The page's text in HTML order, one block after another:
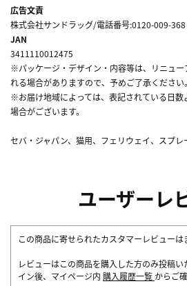
広告文責
株式会社サンドラッグ/電話番号:0120-009-368
JAN
3411110012475
※パッケージ・デザイン・内容等は、リニュ
れる場合がありますので、予めご了承ください。
※お届け地域によっては、表記されている日数
場合がございます。
セバ・ジャパン、猫用、フェリウェイ、スプ
ユーザーレ
この商品に寄せられたカスタマーレビューは
レビューはこの商品を購入した方のみ投稿
イン後、マイページ内 購入履歴一覧 からご